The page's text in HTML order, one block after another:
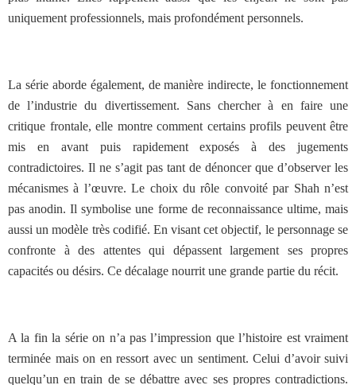
uniquement professionnels, mais profondément personnels.
La série aborde également, de manière indirecte, le fonctionnement
de l’industrie du divertissement. Sans chercher à en faire une
critique frontale, elle montre comment certains profils peuvent être
mis en avant puis rapidement exposés à des jugements
contradictoires. Il ne s’agit pas tant de dénoncer que d’observer les
mécanismes à l’œuvre. Le choix du rôle convoité par Shah n’est
pas anodin. Il symbolise une forme de reconnaissance ultime, mais
aussi un modèle très codifié. En visant cet objectif, le personnage se
confronte à des attentes qui dépassent largement ses propres
capacités ou désirs. Ce décalage nourrit une grande partie du récit.
A la fin la série on n’a pas l’impression que l’histoire est vraiment
terminée mais on en ressort avec un sentiment. Celui d’avoir suivi
quelqu’un en train de se débattre avec ses propres contradictions.